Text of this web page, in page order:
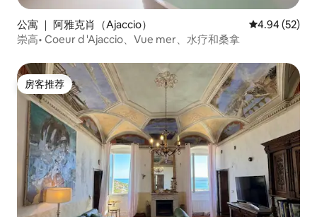
公寓 ｜ 阿雅克肖（Ajaccio） 平均评分
4.94 (52)
崇高• Coeur d 'Ajaccio、Vue mer、水疗和桑拿
房客推荐
房客推荐